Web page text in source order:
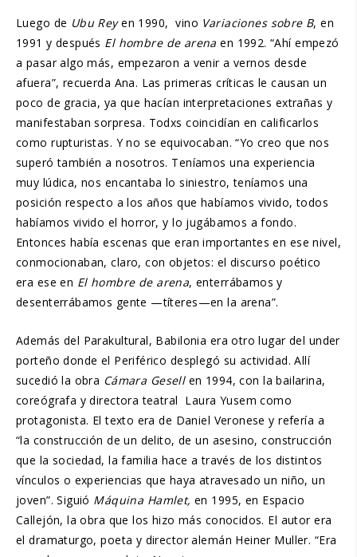
Luego de Ubu Reyen 1990, vino Variaciones sobre B, en
1991 y después El hombre de arena en 1992. “Ahí empezó
a pasar algo más, empezaron a venir a vernos desde
afuera”, recuerda Ana. Las primeras críticas le causan un
poco de gracia, ya que hacían interpretaciones extrañas y
manifestaban sorpresa. Todxs coincidían en calificarlos
como rupturistas. Y no se equivocaban. “Yo creo que nos
superó también a nosotros. Teníamos una experiencia
muy lúdica, nos encantaba lo siniestro, teníamos una
posición respecto a los años que habíamos vivido, todos
habíamos vivido el horror, y lo jugábamos a fondo.
Entonces había escenas que eran importantes en ese nivel,
conmocionaban, claro, con objetos: el discurso poético
era ese en El hombre de arena, enterrábamos y
desenterrábamos gente —títeres—en la arena”.
Además del Parakultural, Babilonia era otro lugar del under
porteño donde el Periférico desplegó su actividad. Allí
sucedió la obra Cámara Gesellen 1994, con la bailarina,
coreógrafa y directora teatral Laura Yusem como
protagonista. El texto era de Daniel Veronese y refería a
“la construcción de un delito, de un asesino, construcción
que la sociedad, la familia hace a través de los distintos
vínculos o experiencias que haya atravesado un niño, un
joven”. Siguió Máquina Hamlet, en 1995, en Espacio
Callejón, la obra que los hizo más conocidos. El autor era
el dramaturgo, poeta y director alemán Heiner Muller. “Era